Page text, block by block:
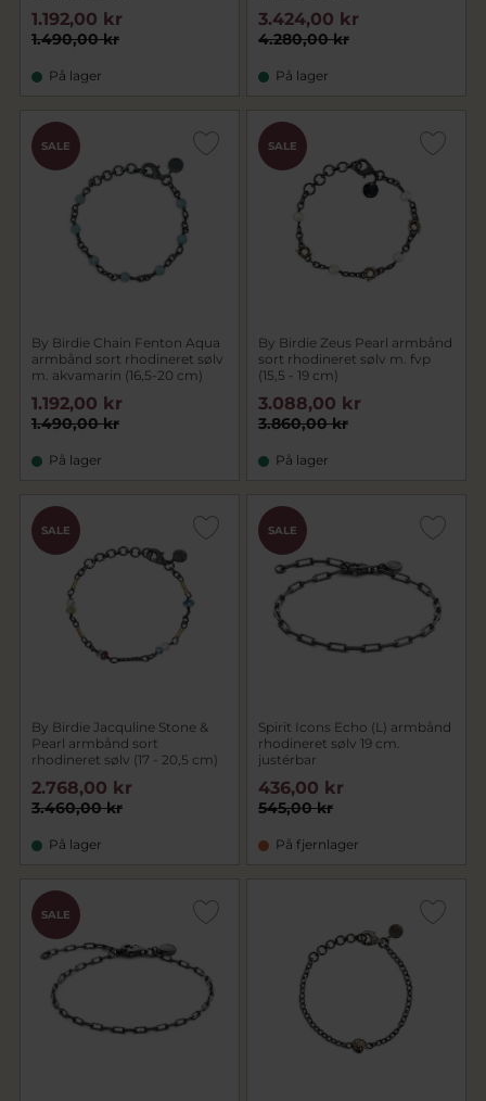
1.490,00 kr
1.192,00 kr
På lager
4.280,00 kr
3.424,00 kr
På lager
SALE
By Birdie Chain Fenton Aqua
armbånd sort rhodineret sølv
m. akvamarin (16,5-20 cm)
1.490,00 kr
1.192,00 kr
På lager
SALE
By Birdie Zeus Pearl armbånd
sort rhodineret sølv m. fvp
(15,5 - 19 cm)
3.860,00 kr
3.088,00 kr
På lager
SALE
By Birdie Jacquline Stone &
Pearl armbånd sort
rhodineret sølv (17 - 20,5 cm)
3.460,00 kr
2.768,00 kr
På lager
SALE
Spirit Icons Echo (L) armbånd
rhodineret sølv 19 cm.
justérbar
545,00 kr
436,00 kr
På fjernlager
SALE